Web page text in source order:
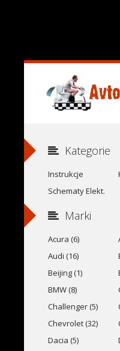
Kategorie
Instrukcje
Schematy Elekt.
Marki
Acura (6)
Audi (16)
Beijing (1)
BMW (8)
Challenger (5)
Chevrolet (32)
Dacia (5)